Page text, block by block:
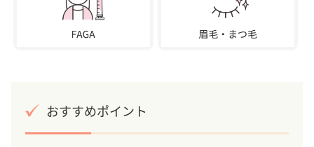
おすすめポイント